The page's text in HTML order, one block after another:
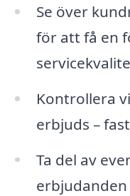
Se över
för att få en
Kontrollera
erbjuds –
Ta del av